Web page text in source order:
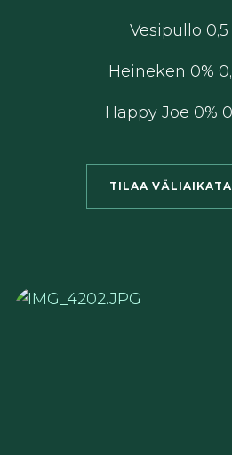
Vesipullo
Heineken 0%
Happy Joe 0%
TILAA